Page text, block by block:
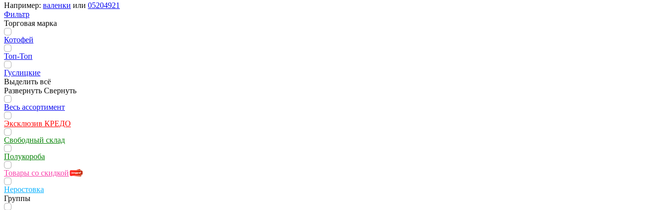
Например: валенки или 05204921
Фильтр
Торговая марка
Котофей
Топ-Топ
Гуслицкие
Выделить всё
Развернуть Свернуть
Весь ассортимент
Эксклюзив КРЕДО
Свободный склад
Полукороба
Товары со скидкой
Неростовка
Группы